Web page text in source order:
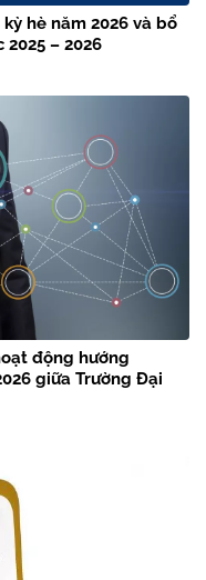
hè năm 2026 và bổ
2025 – 2026
động hướng
giữa Trường Đại